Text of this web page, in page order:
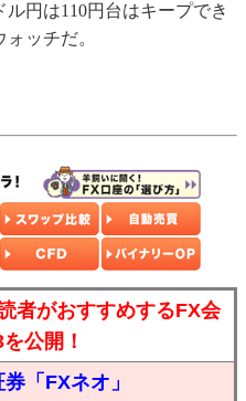
円は110円台はキープでき
ッチだ。
者がおすすめするFX会
公開！
「FXネオ」